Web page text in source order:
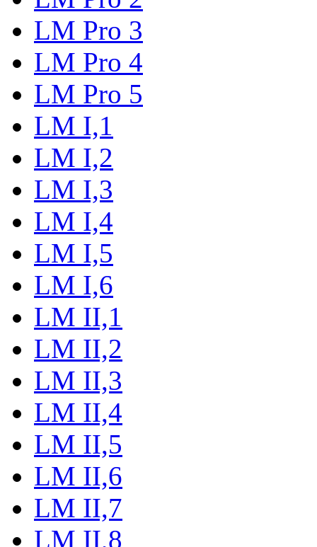
LM Pro 3
LM Pro 4
LM Pro 5
LM I,1
LM I,2
LM I,3
LM I,4
LM I,5
LM I,6
LM II,1
LM II,2
LM II,3
LM II,4
LM II,5
LM II,6
LM II,7
LM II,8